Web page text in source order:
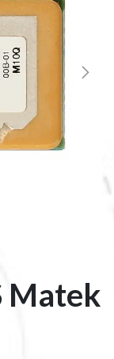
Matek